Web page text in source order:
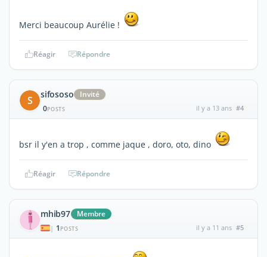
Merci beaucoup Aurélie !
Réagir Répondre
S sifososo
Invité
0POSTS il y a 13 ans #4
bsr il y'en a trop , comme jaque , doro, oto, dino
Réagir Répondre
mhib97 Membre
| 1 POSTS il y a 11 ans #5